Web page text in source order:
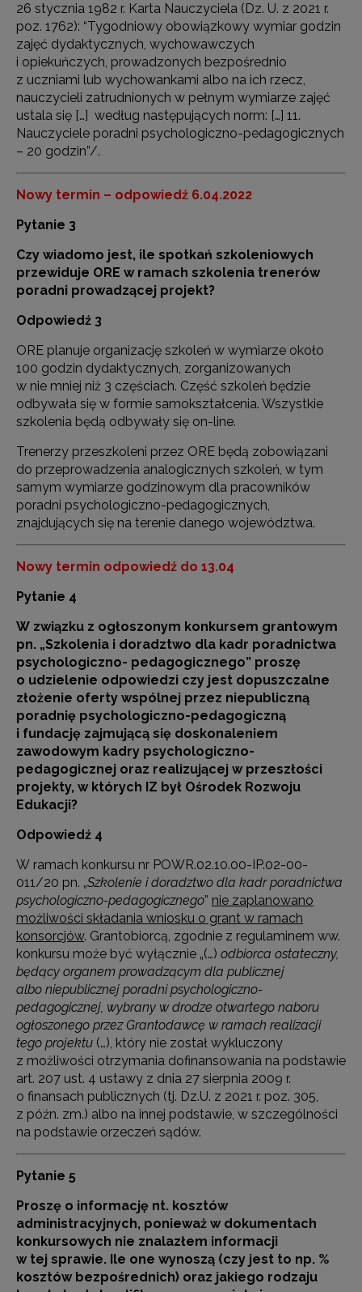
26 stycznia 1982 r. Karta Nauczyciela (Dz. U. z 2021 r.
poz. 1762): “Tygodniowy obowiązkowy wymiar godzin
zajęć dydaktycznych, wychowawczych
i opiekuńczych, prowadzonych bezpośrednio
z uczniami lub wychowankami albo na ich rzecz,
nauczycieli zatrudnionych w pełnym wymiarze zajęć
ustala się […] według następujących norm: […] 11.
Nauczyciele poradni psychologiczno-pedagogicznych
– 20 godzin”/.
Nowy termin – odpowiedź 6.04.2022
Pytanie 3
Czy wiadomo jest, ile spotkań szkoleniowych
przewiduje ORE w ramach szkolenia trenerów
poradni prowadzącej projekt?
Odpowiedź 3
ORE planuje organizację szkoleń w wymiarze około
100 godzin dydaktycznych, zorganizowanych
w nie mniej niż 3 częściach. Część szkoleń będzie
odbywała się w formie samokształcenia. Wszystkie
szkolenia będą odbywały się on-line.
Trenerzy przeszkoleni przez ORE będą zobowiązani
do przeprowadzenia analogicznych szkoleń, w tym
samym wymiarze godzinowym dla pracowników
poradni psychologiczno-pedagogicznych,
znajdujących się na terenie danego województwa.
Nowy termin odpowiedź do 13.04
Pytanie 4
W związku z ogłoszonym konkursem grantowym
pn. „Szkolenia i doradztwo dla kadr poradnictwa
psychologiczno- pedagogicznego” proszę
o udzielenie odpowiedzi czy jest dopuszczalne
złożenie oferty wspólnej przez niepubliczną
poradnię psychologiczno-pedagogiczną
i fundację zajmującą się doskonaleniem
zawodowym kadry psychologiczno-
pedagogicznej oraz realizującej w przeszłości
projekty, w których IZ był Ośrodek Rozwoju
Edukacji?
Odpowiedź 4
W ramach konkursu nr POWR.02.10.00-IP.02-00-
011/20 pn. „Szkolenie i doradztwo dla kadr poradnictwa
psychologiczno-pedagogicznego” nie zaplanowano
możliwości składania wniosku o grant w ramach
konsorcjów. Grantobiorcą, zgodnie z regulaminem ww.
konkursu może być wyłącznie „(…) odbiorca ostateczny,
będący organem prowadzącym dla publicznej
albo niepublicznej poradni psychologiczno-
pedagogicznej, wybrany w drodze otwartego naboru
ogłoszonego przez Grantodawcę w ramach realizacji
tego projektu (…), który nie został wykluczony
z możliwości otrzymania dofinansowania na podstawie
art. 207 ust. 4 ustawy z dnia 27 sierpnia 2009 r.
o finansach publicznych (tj. Dz.U. z 2021 r. poz. 305,
z późn. zm.) albo na innej podstawie, w szczególności
na podstawie orzeczeń sądów.
Pytanie 5
Proszę o informację nt. kosztów
administracyjnych, ponieważ w dokumentach
konkursowych nie znalazłem informacji
w tej sprawie. Ile one wynoszą (czy jest to np. %
kosztów bezpośrednich) oraz jakiego rodzaju